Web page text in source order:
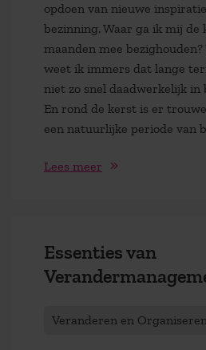
opdoen van nieuwe
bezinning. Waar ga ik mij de
maanden mee
weet ik immers dat lange
niet zo snel daadwerkelijk in
En rond de kerst is er
een natuurlijke periode van
Lees meer
Essenties van
Veranderen en Organiseren